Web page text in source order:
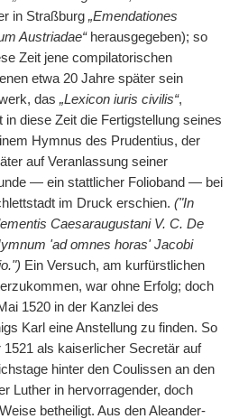
in Straßburg „Emendationes
Austriadae“herausgegeben); so
Zeit jene compilatorischen
etwa 20 Jahre später sein
das „Lexicon iuris civilis“,
in diese Zeit die Fertigstellung seines
Hymnus des Prudentius, der
auf Veranlassung seiner
— ein stattlicher Folioband — bei
im Druck erschien. ("In
Caesaraugustani V. C. De
'ad omnes horas' Jacobi
Ein Versuch, am kurfürstlichen
war ohne Erfolg; doch
1520 in der Kanzlei des
Karl eine Anstellung zu finden. So
1521 als kaiserlicher Secretär auf
hinter den Coulissen an den
Luther in hervorragender, doch
betheiligt. Aus den Aleander-